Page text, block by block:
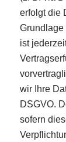
erfolgt die
ist
wir Ihre
DSGVO.
sofern